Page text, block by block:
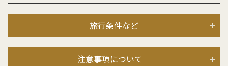
旅行条件など
注意事項について